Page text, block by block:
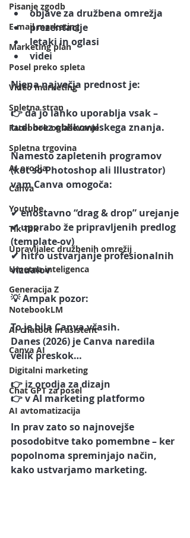
Pisanje zgodb
E-mail marketing
Marketing plan
Posel preko spleta
Video marketing
Spletna stran
Facebook oglaševanje
Spletna trgovina
AI orodja
Canva
Youtube
Tik Tok
Upravljalec družbenih omrežij
Umetna inteligenca
Generacija Z
NotebookLM
AI chatbot in asistent
Canva AI
Digitalni marketing
Chat GPT za posel
AI avtomatizacija
objave za družbena omrežja
prezentacije
letaki in oglasi
videi
Njena največja prednost je:
👉 da jo lahko uporablja vsak –
tudi brez oblikovalskega znanja.
Namesto zapletenih programov
(kot so Photoshop ali Illustrator)
vam Canva omogoča:
✔ enostavno “drag & drop” urejanje
✔ uporabo že pripravljenih predlog
(template-ov)
✔ hitro ustvarjanje profesionalnih
vizualov
💡 Ampak pozor:
To je bila Canva včasih.
Danes (2026) je Canva naredila
velik preskok…
👉 iz orodja za dizajn
👉 v AI marketing platformo
In prav zato so najnovejše
posodobitve tako pomembne – ker
popolnoma spreminjajo način,
kako ustvarjamo marketing.